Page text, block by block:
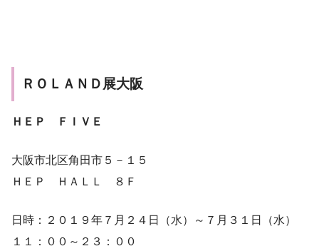
ＲＯＬＡＮＤ展大阪
ＨＥＰ ＦＩＶＥ
大阪市北区角田市５－１５
ＨＥＰ ＨＡＬＬ ８Ｆ
日時：２０１９年７月２４日（水）～７月３１日（水）
１１：００～２３：００